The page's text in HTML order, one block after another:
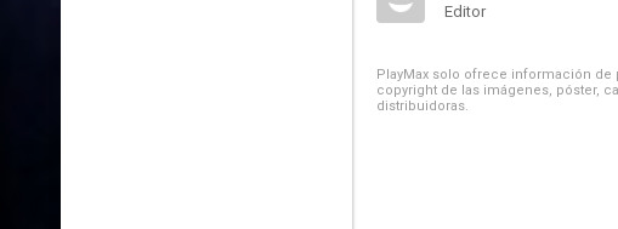
Editor
PlayMax solo ofrece información
copyright de las imágenes, póster,
distribuidoras.